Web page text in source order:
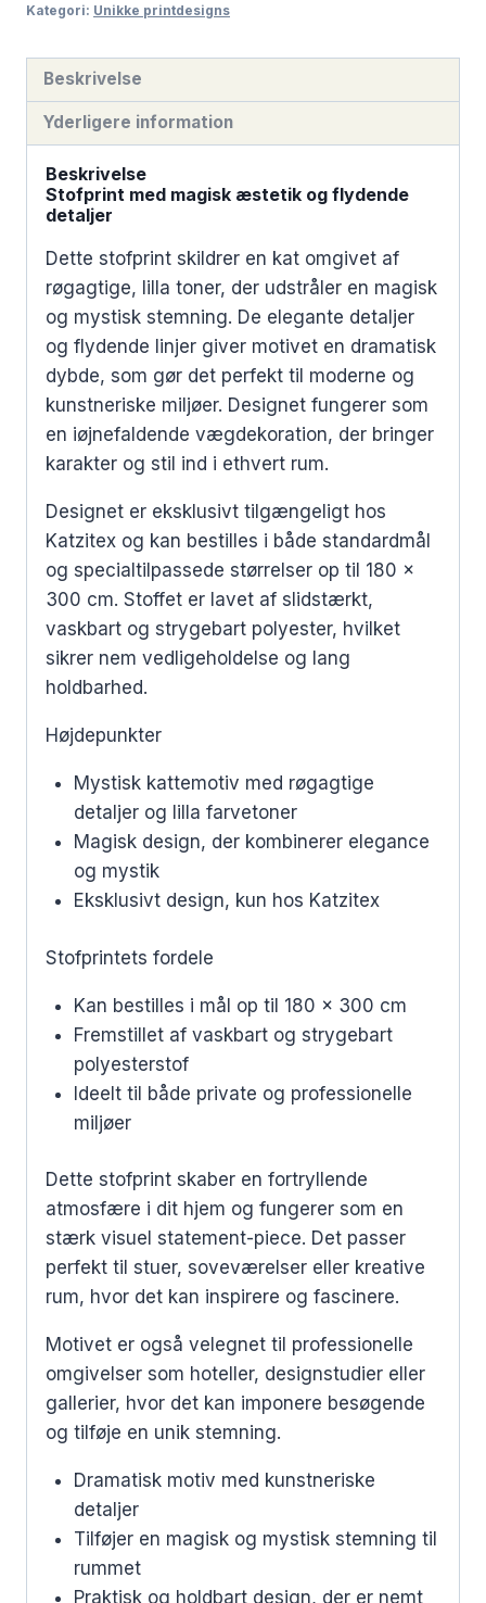
Kategori: Unikke printdesigns
Beskrivelse
Yderligere information
Beskrivelse
Stofprint med magisk æstetik og flydende
detaljer
Dette stofprint skildrer en kat omgivet af
røgagtige, lilla toner, der udstråler en magisk
og mystisk stemning. De elegante detaljer
og flydende linjer giver motivet en dramatisk
dybde, som gør det perfekt til moderne og
kunstneriske miljøer. Designet fungerer som
en iøjnefaldende vægdekoration, der bringer
karakter og stil ind i ethvert rum.
Designet er eksklusivt tilgængeligt hos
Katzitex og kan bestilles i både standardmål
og specialtilpassede størrelser op til 180 x
300 cm. Stoffet er lavet af slidstærkt,
vaskbart og strygebart polyester, hvilket
sikrer nem vedligeholdelse og lang
holdbarhed.
Højdepunkter
Mystisk kattemotiv med røgagtige
detaljer og lilla farvetoner
Magisk design, der kombinerer elegance
og mystik
Eksklusivt design, kun hos Katzitex
Stofprintets fordele
Kan bestilles i mål op til 180 x 300 cm
Fremstillet af vaskbart og strygebart
polyesterstof
Ideelt til både private og professionelle
miljøer
Dette stofprint skaber en fortryllende
atmosfære i dit hjem og fungerer som en
stærk visuel statement-piece. Det passer
perfekt til stuer, soveværelser eller kreative
rum, hvor det kan inspirere og fascinere.
Motivet er også velegnet til professionelle
omgivelser som hoteller, designstudier eller
gallerier, hvor det kan imponere besøgende
og tilføje en unik stemning.
Dramatisk motiv med kunstneriske
detaljer
Tilføjer en magisk og mystisk stemning til
rummet
Praktisk og holdbart design, der er nemt